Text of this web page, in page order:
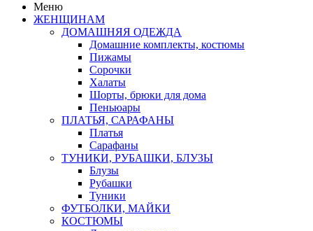
Меню
ЖЕНЩИНАМ
ДОМАШНЯЯ ОДЕЖДА
Домашние комплекты, костюмы
Пижамы
Сорочки
Халаты
Шорты, брюки для дома
Пеньюары
ПЛАТЬЯ, САРАФАНЫ
Платья
Сарафаны
ТУНИКИ, РУБАШКИ, БЛУЗЫ
Блузы
Рубашки
Туники
ФУТБОЛКИ, МАЙКИ
КОСТЮМЫ